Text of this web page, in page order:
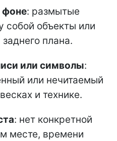
фоне: размытые
объекты или
плана.
или символы:
или нечитаемый
и технике.
: нет конкретной
месте, времени